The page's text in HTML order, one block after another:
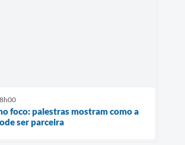
foco: palestras mostram como a
ser parceira